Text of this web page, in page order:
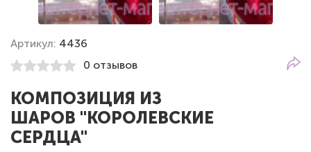
Артикул: 4436
0 отзывов
КОМПОЗИЦИЯ ИЗ
ШАРОВ "КОРОЛЕВСКИЕ
СЕРДЦА"